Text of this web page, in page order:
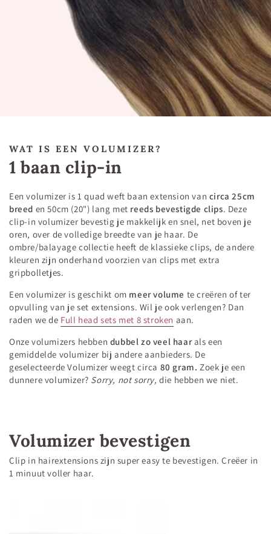
WAT IS EEN VOLUMIZER?
1 baan clip-in
Een volumizer is 1 quad weft baan extension van circa 25cm
breed en 50cm (20") lang met reeds bevestigde clips. Deze
clip-in volumizer bevestig je makkelijk en snel, net boven je
oren, over de volledige breedte van je haar. De
ombre/balayage collectie heeft de klassieke clips, de andere
kleuren zijn onderhand voorzien van clips met extra
gripbolletjes.
Een volumizer is geschikt om meer volume te creëren of ter
opvulling van je set extensions. Wil je ook verlengen? Dan
raden we de Full head sets met 8 stroken aan.
Onze volumizers hebben dubbel zo veel haarals een
gemiddelde volumizer bij andere aanbieders. De
geselecteerde Volumizer weegt circa 80 gram. Zoek je een
dunnere volumizer? Sorry, not sorry, die hebben we niet.
Volumizer bevestigen
Clip in hairextensions zijn super easy te bevestigen. Creëer in
1 minuut voller haar.